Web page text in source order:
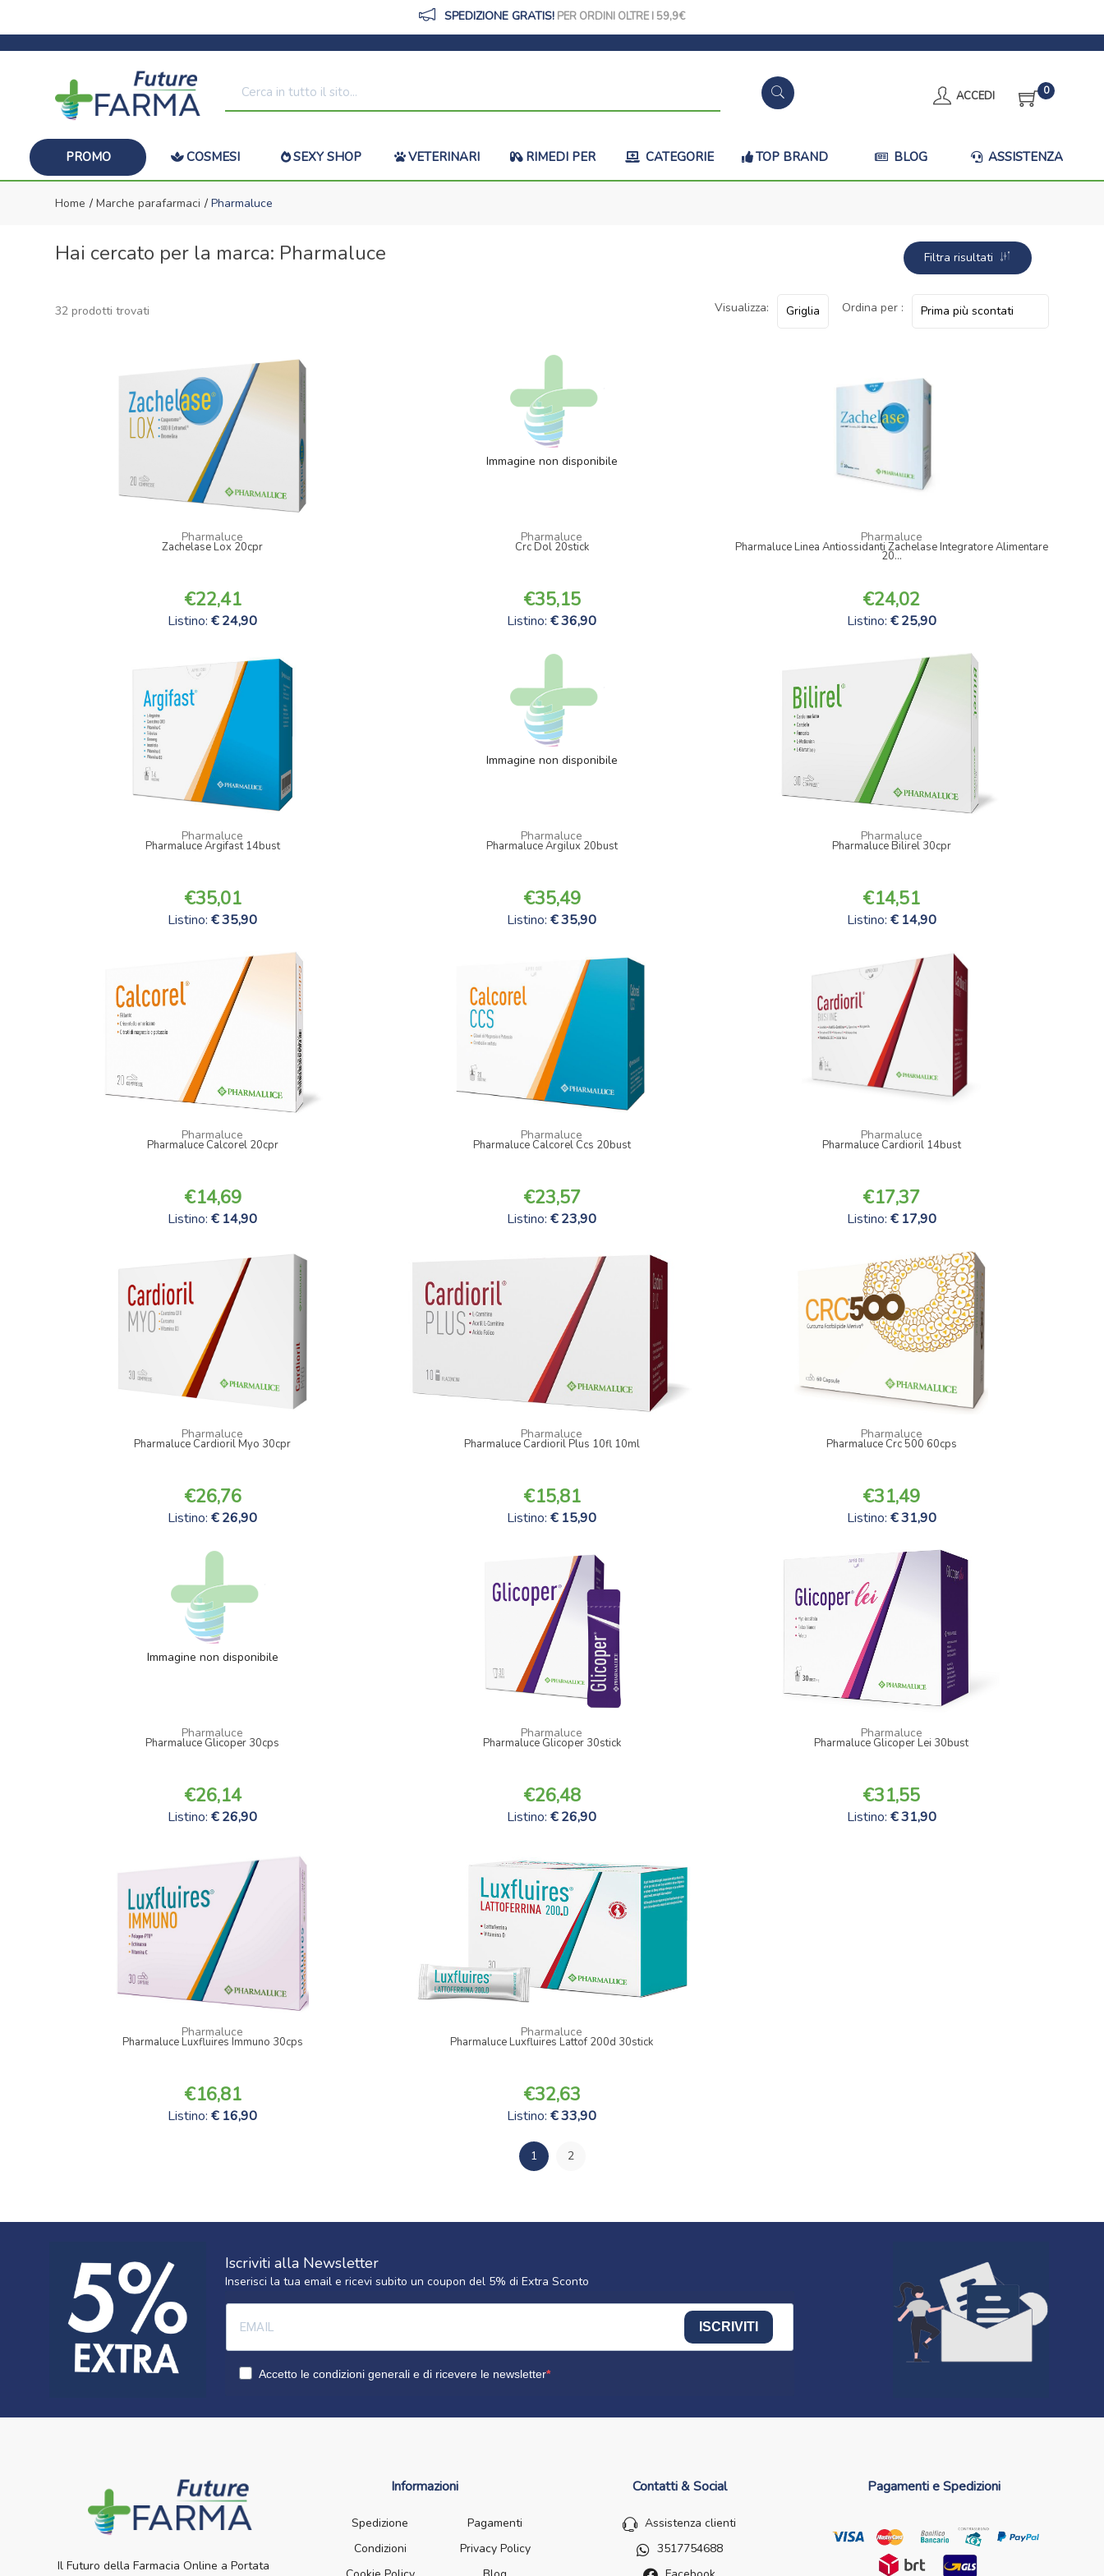
SPEDIZIONE GRATIS! PER ORDINI OLTRE I 59,9
ACCEDI 0
PROMO COSMESI SEXY SHOP VETERINARI RIMEDI PER CATEGORIE TOP BRAND BLOG ASSISTENZA
Home Marche parafarmaci Pharmaluce
Hai cercato per la marca: Pharmaluce Filtra risultati
32 prodotti trovati Visualizza: Ordina per :
Pharmaluce
Zachelase Lox 20cpr
22,41
Listino:24,90
Immagine non disponibile
Pharmaluce
Crc Dol 20stick
35,15
Listino:36,90
Pharmaluce
Pharmaluce Linea Antiossidanti Zachelase Integratore Alimentare
20...
24,02
Listino: 25,90
Pharmaluce
Pharmaluce Argifast 14bust
35,01
Listino:35,90
Immagine non disponibile
Pharmaluce
Pharmaluce Argilux 20bust
35,49
Listino:35,90
Pharmaluce
Pharmaluce Bilirel 30cpr
14,51
Listino: 14,90
Pharmaluce
Pharmaluce Calcorel 20cpr
14,69
Listino:14,90
Pharmaluce
Pharmaluce Calcorel Ccs 20bust
23,57
Listino:23,90
Pharmaluce
Pharmaluce Cardioril 14bust
17,37
Listino: 17,90
Pharmaluce
Pharmaluce Cardioril Myo 30cpr
26,76
Listino:26,90
Pharmaluce
Pharmaluce Cardioril Plus 10fl 10ml
15,81
Listino:15,90
Pharmaluce
Pharmaluce Crc 500 60cps
31,49
Listino: 31,90
Immagine non disponibile
Pharmaluce
Pharmaluce Glicoper 30cps
26,14
Listino:26,90
Pharmaluce
Pharmaluce Glicoper 30stick
26,48
Listino:26,90
Pharmaluce
Pharmaluce Glicoper Lei 30bust
31,55
Listino: 31,90
Pharmaluce
Pharmaluce Luxfluires Immuno 30cps
16,81
Listino:16,90
Pharmaluce
Pharmaluce Luxfluires Lattof 200d 30stick
32,63
Listino:33,90
1 2
Iscriviti alla Newsletter
Inserisci la tua email e ricevi subito un coupon del 5% di Extra Sconto
ISCRIVITI
Accetto le condizioni generali e di ricevere le newsletter
Il Futuro della Farmacia Online a Portata
Informazioni
Spedizione
Pagamenti
Condizioni
Privacy Policy
Contatti & Social
Assistenza clienti
3517754688
Pagamenti e Spedizioni